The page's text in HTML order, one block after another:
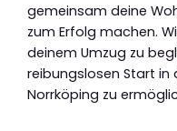
gemeinsam deine
zum Erfolg machen.
deinem Umzug zu
reibungslosen Start in
Norrköping zu